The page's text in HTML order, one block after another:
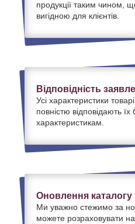
продукції таким чином,
вигідною для клієнтів.
Відповідність
Усі характеристики
повністю відповідають
характеристикам.
Оновлення каталогу
Ми уважно стежимо за
можете розраховувати